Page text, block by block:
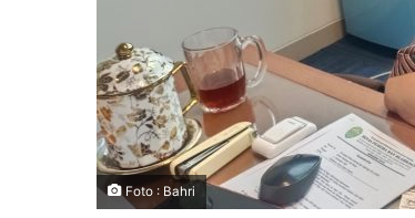
Foto : Bahri